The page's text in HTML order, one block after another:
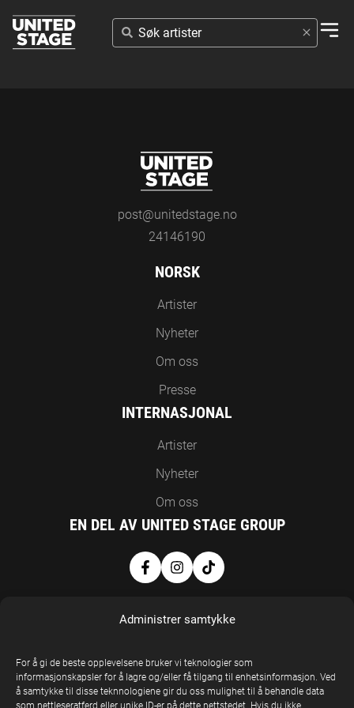
Administrer samtykke
For å gi de beste opplevelsene bruker vi teknologier som
informasjonskapsler for å lagre og/eller få tilgang til enhetsinformasjon. Ved
å samtykke til disse teknnologiene gir du oss mulighet til å behandle data
som nettleseratferd eller unike ID-er på dette nettstedet. Hvis du ikke
SØK
ARTISTER
post@unitedstage.no
24146190
NORSK
Artister
Nyheter
Om oss
Presse
INTERNASJONAL
Artister
Nyheter
Om oss
EN DEL AV UNITED STAGE GROUP
United Stage